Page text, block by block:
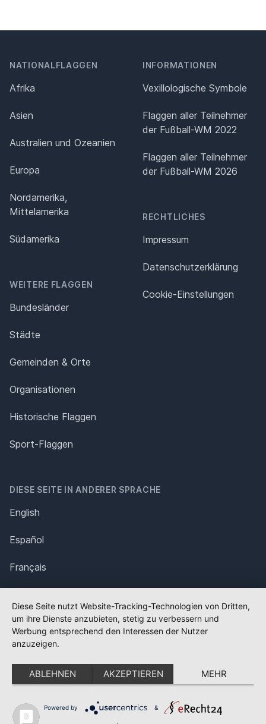
NATIONALFLAGGEN
Afrika
Asien
Australien und Ozeanien
Europa
Nordamerika,
Mittelamerika
Südamerika
WEITERE FLAGGEN
Bundesländer
Städte
Gemeinden & Orte
Organisationen
Historische Flaggen
Sport-Flaggen
INFORMATIONEN
Vexillologische Symbole
Flaggen aller Teilnehmer
der Fußball-WM 2022
Flaggen aller Teilnehmer
der Fußball-WM 2026
RECHTLICHES
Impressum
Datenschutz­erklärung
Cookie-Einstellungen
DIESE SEITE IN ANDERER SPRACHE
English
Español
Français
Polska
Português
Nederlands
Svenska
Diese Seite nutzt Website-Tracking-Technologien von Dritten,
um ihre Dienste anzubieten, stetig zu verbessern und
Werbung entsprechend den Interessen der Nutzer
anzuzeigen.
ABLEHNEN AKZEPTIEREN MEHR
Powered by &